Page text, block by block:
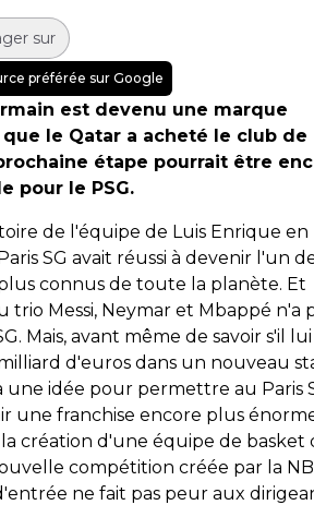
sur
préférée sur Google
est devenu une marque
le Qatar a acheté le club de
étape pourrait être
pour le PSG.
de l'équipe de Luis Enrique en
SG avait réussi à devenir l'un
connus de toute la planète. Et
trio Messi, Neymar et Mbappé n'a
Mais, avant même de savoir s'il lui
d'euros dans un nouveau
une idée pour permettre au Paris
une franchise encore plus
création d'une équipe de basket
compétition créée par la
ne fait pas peur aux